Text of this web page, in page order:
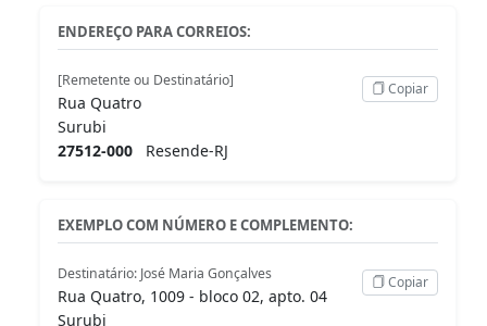
ENDEREÇO PARA CORREIOS:
[Remetente ou Destinatário]
Rua Quatro
Surubi
27512-000 Resende-RJ
Copiar
EXEMPLO COM NÚMERO E COMPLEMENTO:
Destinatário: José Maria Gonçalves
Rua Quatro, 1009 - bloco 02, apto. 04
Surubi
Copiar